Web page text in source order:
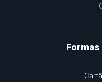
Formas